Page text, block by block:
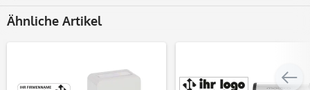
Ähnliche Artikel